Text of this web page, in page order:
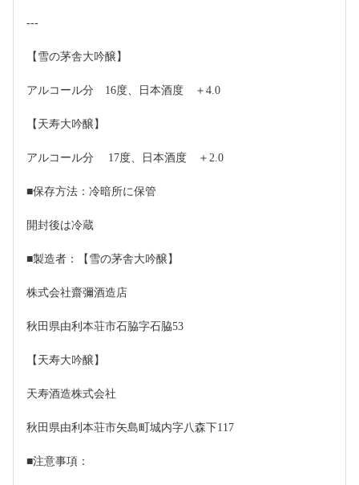
---
【雪の茅舎大吟醸】
アルコール分　16度、日本酒度　＋4.0
【天寿大吟醸】
アルコール分　 17度、日本酒度　＋2.0
■保存方法：冷暗所に保管
開封後は冷蔵
■製造者：【雪の茅舎大吟醸】
株式会社齋彌酒造店
秋田県由利本荘市石脇字石脇53
【天寿大吟醸】
天寿酒造株式会社
秋田県由利本荘市矢島町城内字八森下117
■注意事項：